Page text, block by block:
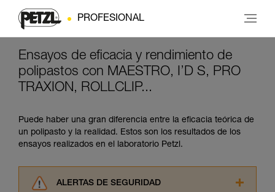
PROFESIONAL
Ensayos de eficacia y rendimiento de
polipastos con MAESTRO, I’D S, PRO
TRAXION, ROLLCLIP...
Puede haber una gran diferencia entre la eficacia teórica de
un polipasto y la realidad. Estos son los resultados de los
ensayos realizados en el laboratorio Petzl.
ALERTAS DE SEGURIDAD